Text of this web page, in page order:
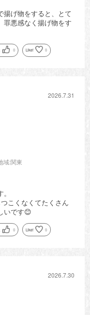
揚げ物をすると、とて
罪悪感なく揚げ物をす
0 Like! 0
2026.7.31
域:関東
こくなくてたくさん
いです😊
0 Like! 0
2026.7.30